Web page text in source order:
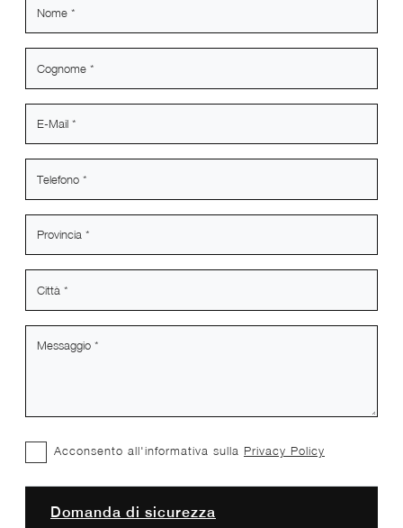
Acconsento all'informativa sulla Privacy Policy
Domanda di sicurezza